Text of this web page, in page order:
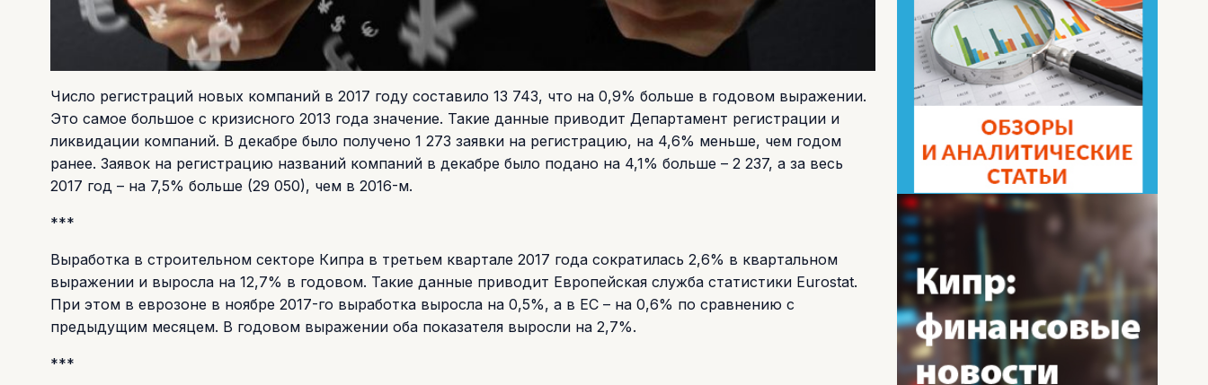
Число регистраций новых компаний в 2017 году составило 13 743, что на 0,9% больше в годовом выражении.
Это самое большое с кризисного 2013 года значение. Такие данные приводит Департамент регистрации и
ликвидации компаний. В декабре было получено 1 273 заявки на регистрацию, на 4,6% меньше, чем годом
ранее. Заявок на регистрацию названий компаний в декабре было подано на 4,1% больше – 2 237, а за весь
2017 год – на 7,5% больше (29 050), чем в 2016-м.
***
Выработка в строительном секторе Кипра в третьем квартале 2017 года сократилась 2,6% в квартальном
выражении и выросла на 12,7% в годовом. Такие данные приводит Европейская служба статистики Eurostat.
При этом в еврозоне в ноябре 2017-го выработка выросла на 0,5%, а в ЕС – на 0,6% по сравнению с
предыдущим месяцем. В годовом выражении оба показателя выросли на 2,7%.
***